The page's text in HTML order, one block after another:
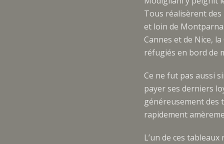
Tous réalisèrent des
et loin de
Cannes et de Nice,
réfugiés en bord de
Ce ne fut pas aussi
payer ses derniers
généreusement des
rapidement
L’un de ces